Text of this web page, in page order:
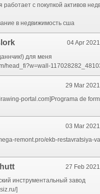
недвижимости, давая шанс одним избавляться от долговых обязательств, а прочим успешно
в недвижимость сша
04 Apr
для меня
head_fi?w=wall-
29 Mar
03 Mar
27 Feb
инструментальный завод
]